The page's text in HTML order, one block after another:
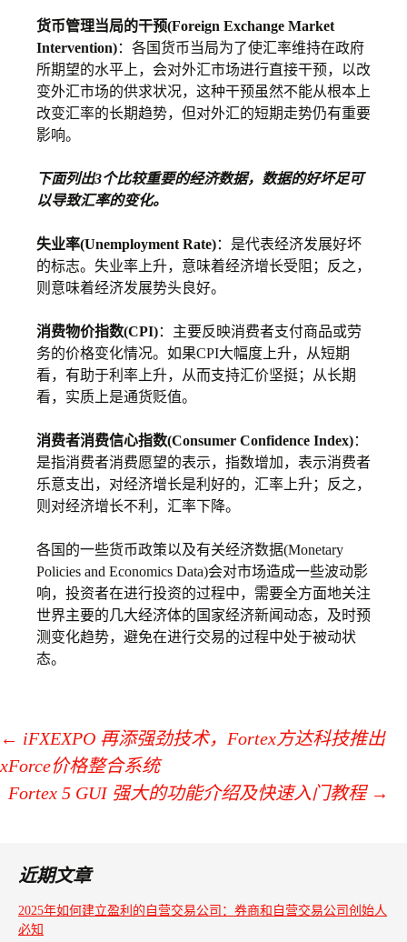
货币管理当局的干预(Foreign Exchange Market
Intervention)：各国货币当局为了使汇率维持在政府
所期望的水平上，会对外汇市场进行直接干预，以改
变外汇市场的供求状况，这种干预虽然不能从根本上
改变汇率的长期趋势，但对外汇的短期走势仍有重要
影响。
下面列出3个比较重要的经济数据，数据的好坏足可
以导致汇率的变化。
失业率(Unemployment Rate)：是代表经济发展好坏
的标志。失业率上升，意味着经济增长受阻；反之，
则意味着经济发展势头良好。
消费物价指数(CPI)：主要反映消费者支付商品或劳
务的价格变化情况。如果CPI大幅度上升，从短期
看，有助于利率上升，从而支持汇价坚挺；从长期
看，实质上是通货贬值。
消费者消费信心指数(Consumer Confidence Index)：
是指消费者消费愿望的表示，指数增加，表示消费者
乐意支出，对经济增长是利好的，汇率上升；反之，
则对经济增长不利，汇率下降。
各国的一些货币政策以及有关经济数据(Monetary
Policies and Economics Data)会对市场造成一些波动影
响，投资者在进行投资的过程中，需要全方面地关注
世界主要的几大经济体的国家经济新闻动态，及时预
测变化趋势，避免在进行交易的过程中处于被动状
态。
文
章
航
← iFXEXPO 再添强劲技术，Fortex方达科技推出
xForce价格整合系统
Fortex 5 GUI 强大的功能介绍及快速入门教程 →
近期文章
2025年如何建立盈利的自营交易公司：券商和自营交易公司创始人
必知